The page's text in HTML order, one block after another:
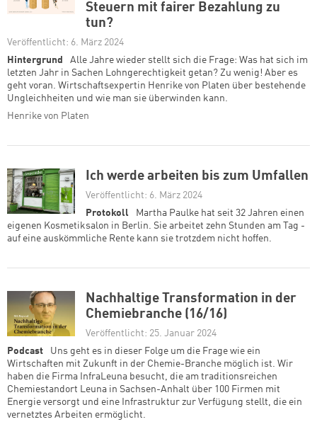
Steuern mit fairer Bezahlung zu
tun?
Veröffentlicht: 6. März 2024
Hintergrund
Alle Jahre wieder stellt sich die Frage: Was hat sich im
letzten Jahr in Sachen Lohngerechtigkeit getan? Zu wenig! Aber es
geht voran. Wirtschaftsexpertin Henrike von Platen über bestehende
Ungleichheiten und wie man sie überwinden kann.
Henrike von Platen
Ich werde arbeiten bis zum Umfallen
Veröffentlicht: 6. März 2024
Protokoll
Martha Paulke hat seit 32 Jahren einen
eigenen Kosmetiksalon in Berlin. Sie arbeitet zehn Stunden am Tag -
auf eine auskömmliche Rente kann sie trotzdem nicht hoffen.
Nachhaltige Transformation in der
Chemiebranche (16/16)
Veröffentlicht: 25. Januar 2024
Podcast
Uns geht es in dieser Folge um die Frage wie ein
Wirtschaften mit Zukunft in der Chemie-Branche möglich ist. Wir
haben die Firma InfraLeuna besucht, die am traditionsreichen
Chemiestandort Leuna in Sachsen-Anhalt über 100 Firmen mit
Energie versorgt und eine Infrastruktur zur Verfügung stellt, die ein
vernetztes Arbeiten ermöglicht.